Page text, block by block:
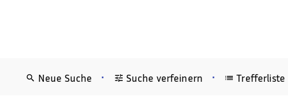
Neue Suche • Suche verfeinern • Trefferliste